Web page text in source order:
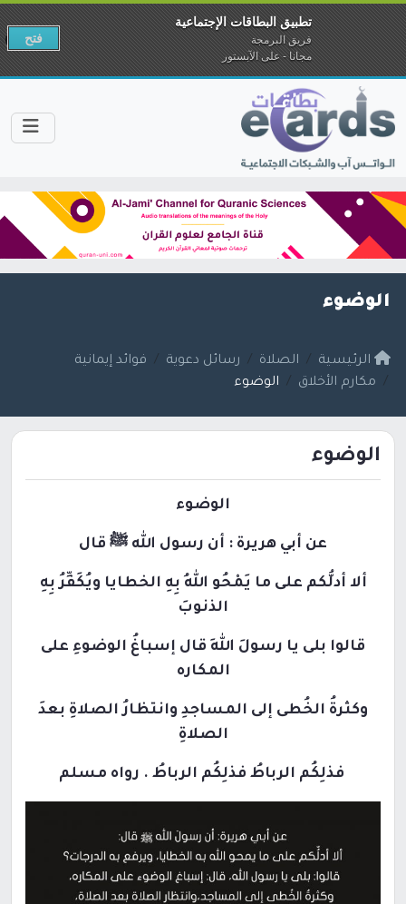
الوضوء
الرئيسية الصلاة رسائل دعوية
فوائد إيمانية
مكارم الأخلاق
الوضوء
الوضوء
الوضوء
عن أبي هريرة : أن رسول الله ﷺ قال
ألا أدلُّكم على ما يَمْحُو اللهُ بِهِ الخطايا ويُكَفِّرُ بِهِ
الذنوبَ
قالوا بلى يا رسولَ اللهِ قال إسباغُ الوضوءِ على
المكاره
وكثرةُ الخُطى إلى المساجدِ وانتظارُ الصلاةِ بعدَ
الصلاةِ
فذلِكُم الرباطُ فذلِكُم الرباطُ . رواه مسلم
تطبيق البطاقات الإجتماعية
فريق البرمجة
مجانا - على الآبستور
فتح